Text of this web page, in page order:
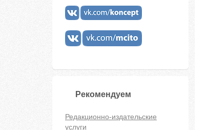
Рекомендуем
Редакционно-издательские
услуги